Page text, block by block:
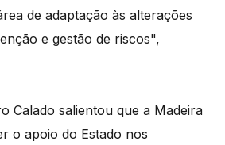
de adaptação às alterações
e gestão de riscos",
Calado salientou que a Madeira
o apoio do Estado nos